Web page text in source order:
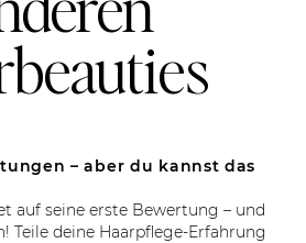
– aber du kannst das
auf seine erste Bewertung – und
Teile deine Haarpflege-Erfahrung